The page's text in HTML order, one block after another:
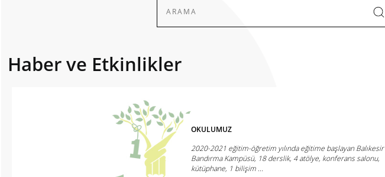
Haber ve Etkinlikler
OKULUMUZ
2020-2021 eğitim-öğretim yılında eğitime başlayan Balıkesir
Bandırma Kampüsü, 18 derslik, 4 atölye, konferans salonu,
kütüphane, 1 bilişim ...